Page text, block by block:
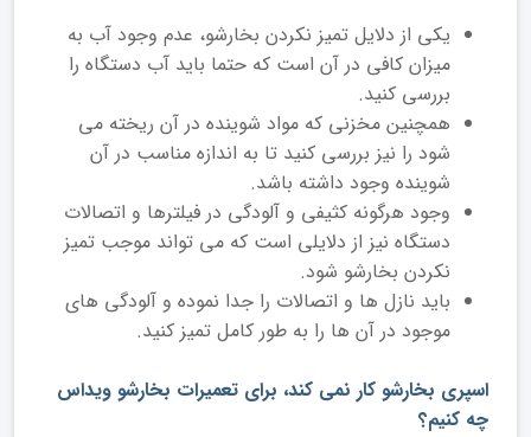
یکی از دلایل تمیز نکردن بخارشو، عدم وجود آب به
میزان کافی در آن است که حتما باید آب دستگاه را
بررسی کنید.
همچنین مخزنی که مواد شوینده در آن ریخته می
شود را نیز بررسی کنید تا به اندازه مناسب در آن
شوینده وجود داشته باشد.
وجود هرگونه کثیفی و آلودگی در فیلترها و اتصالات
دستگاه نیز از دلایلی است که می تواند موجب تمیز
نکردن بخارشو شود.
باید نازل ها و اتصالات را جدا نموده و آلودگی های
موجود در آن ها را به طور کامل تمیز کنید.
اسپری بخارشو کار نمی کند، برای تعمیرات بخارشو ویداس
چه کنیم؟